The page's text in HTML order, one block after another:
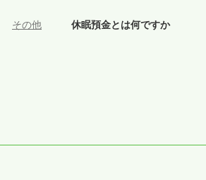
その他
休眠預金とは何ですか